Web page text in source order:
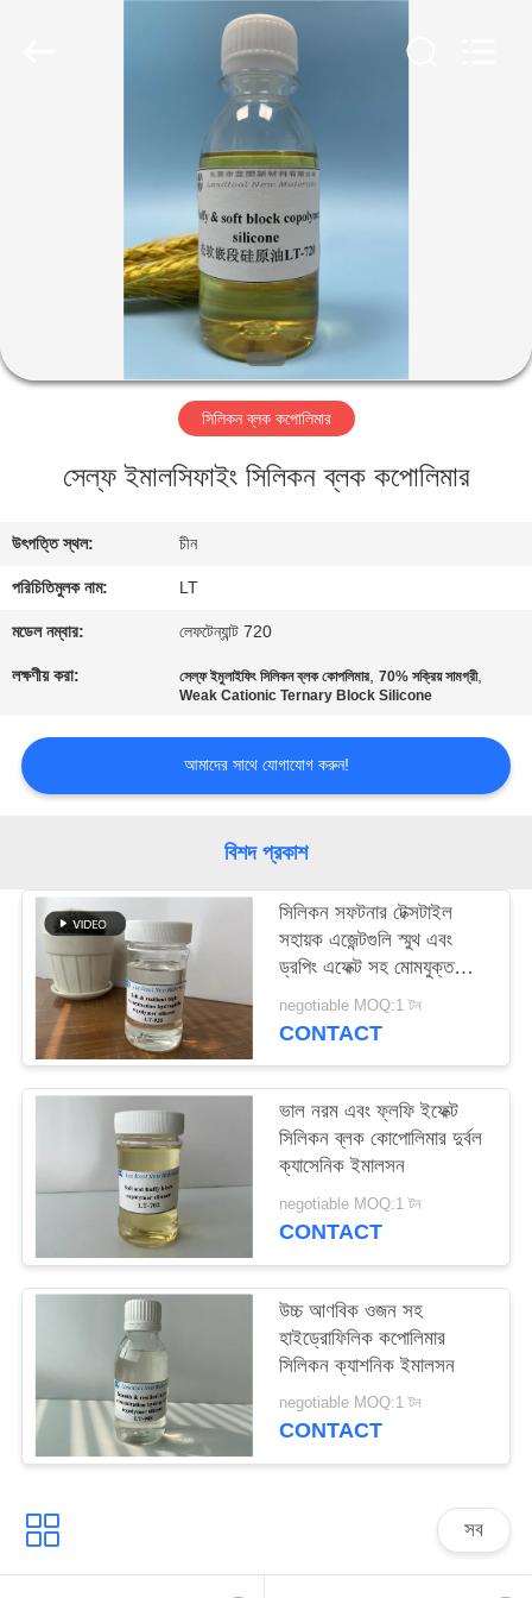
কারখানা
নিয়ন্ত্রণ
যোগাযোগ
করুন
খবর
আবেদন
সাইট
ম্যাপ
PRIVACY
POLICY
সিলিকন ব্লক কপোলিমার
সেল্ফ ইমালসিফাইং সিলিকন ব্লক কপোলিমার
উৎপত্তি স্থল: চীন
পরিচিতিমুলক নাম: LT
মডেল নম্বার: লেফটেন্যান্ট 720
লক্ষণীয় করা: সেল্ফ ইমুলাইফিং সিলিকন ব্লক কোপলিমার,70% সক্রিয় সামগ্রী,
Weak Cationic Ternary Block Silicone
আমাদের সাথে যোগাযোগ করুন!
বিশদ প্রকাশ
সিলিকন সফটনার টেক্সটাইল
সহায়ক এজেন্টগুলি স্মুথ এবং
ড্রপিং এফেক্ট সহ মোমযুক্ত
মসৃণ অনুভূতি
negotiable MOQ:1 টন
CONTACT
ভাল নরম এবং ফ্লফি ইফেক্ট
সিলিকন ব্লক কোপোলিমার দুর্বল
ক্যাসেনিক ইমালসন
negotiable MOQ:1 টন
CONTACT
উচ্চ আণবিক ওজন সহ
হাইড্রোফিলিক কপোলিমার
সিলিকন ক্যাশনিক ইমালসন
negotiable MOQ:1 টন
CONTACT
সব